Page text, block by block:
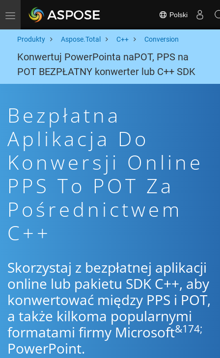
Toggle navigation Polski
Produkty Aspose.Total C++ Conversion
Konwertuj PowerPointa naPOT, PPS na
POT BEZPŁATNY konwerter lub C++ SDK
Bezpłatna
Aplikacja Do
Konwersji Online
PPS To POT Za
Pośrednictwem
C++
Skorzystaj z bezpłatnej aplikacji
online lub pakietu SDK C++, aby
konwertować między PPS i POT,
a także kilkoma popularnymi
formatami firmy Microsoft&174;
PowerPoint.